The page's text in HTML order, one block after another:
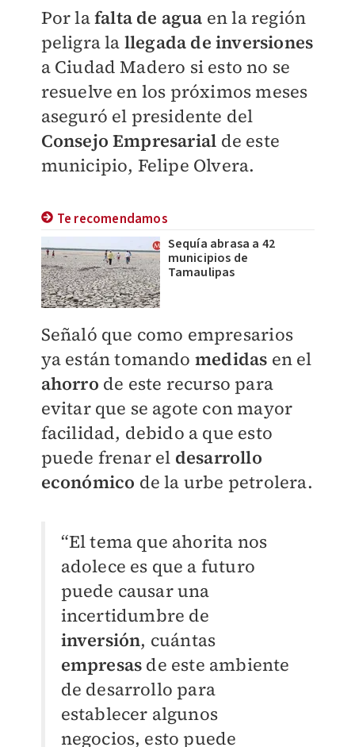
Por lafalta de agua en la región
peligra la llegada de inversiones
a Ciudad Madero si esto no se
resuelve en los próximos meses
aseguró el presidente del
Consejo Empresarial de este
municipio, Felipe Olvera.
Te recomendamos
Sequía abrasa a 42
municipios de
Tamaulipas
Señaló que como empresarios
ya están tomando medidas en el
ahorro de este recurso para
evitar que se agote con mayor
facilidad, debido a que esto
puede frenar el desarrollo
económico de la urbe petrolera.
“El tema que ahorita nos
adolece es que a futuro
puede causar una
incertidumbre de
inversión, cuántas
empresas de este ambiente
de desarrollo para
establecer algunos
negocios, esto puede